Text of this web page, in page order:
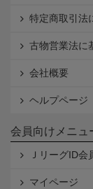
特定商取引法
古物営業法に
会社概要
ヘルプページ
会員向けメニュ
ＪリーグID会
マイページ